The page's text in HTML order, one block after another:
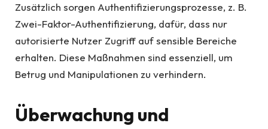
Zusätzlich sorgen Authentifizierungsprozesse, z. B.
Zwei-Faktor-Authentifizierung, dafür, dass nur
autorisierte Nutzer Zugriff auf sensible Bereiche
erhalten. Diese Maßnahmen sind essenziell, um
Betrug und Manipulationen zu verhindern.
Überwachung und